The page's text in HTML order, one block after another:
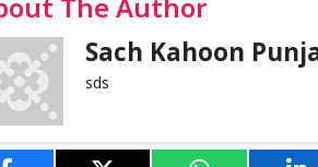
The Author
Sach Kahoon
sds